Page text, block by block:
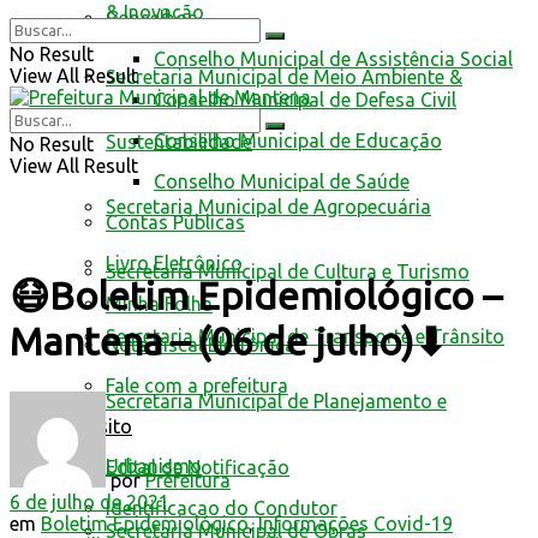
Conselhos
Conselho Municipal de Assistência Social
Conselho Municipal de Defesa Civil
Conselho Municipal de Educação
Conselho Municipal de Saúde
Contas Públicas
Livro Eletrônico
Minha Folha
Nota Fiscal Eletrônica
Fale com a prefeitura
Trânsito
Edital de Notificação
Identificacao do Condutor
& Inovação
Secretaria Municipal de Meio Ambiente &
Sustentabilidade
Secretaria Municipal de Agropecuária
Secretaria Municipal de Cultura e Turismo
Secretaria Municipal de Transporte e Trânsito
Secretaria Municipal de Planejamento e
Urbanismo
Secretaria Municipal de Obras
No Result
View All Result
No Result
View All Result
😷Boletim Epidemiológico –
Mantena – (06 de julho)⬇
por Prefeitura
6 de julho de 2021
em Boletim Epidemiológico,Informações Covid-19